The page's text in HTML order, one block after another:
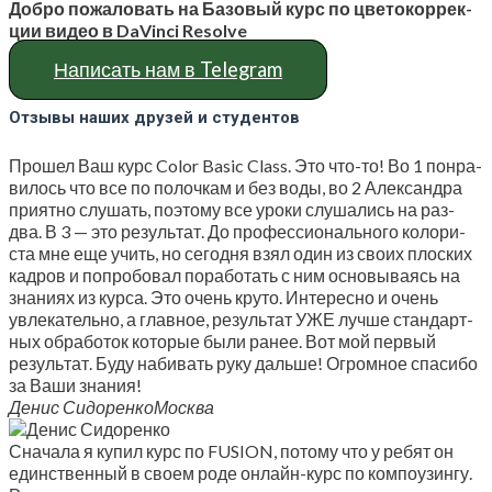
Доб­ро пожа­ло­вать на Базо­вый курс по цве­то­кор­рек­
ции видео в DaVinci Resolve
Напи­сать нам в Telegram
Отзывы наших друзей и студентов
Про­шел Ваш курс Color Basic Class. Это что-то! Во 1 понра­
ви­лось что все по полоч­кам и без воды, во 2 Алек­сандра
при­ят­но слу­шать, поэто­му все уро­ки слу­ша­лись на раз-
два. В 3 — это резуль­тат. До про­фес­си­о­наль­но­го коло­ри­
ста мне еще учить, но сего­дня взял один из сво­их плос­ких
кад­ров и попро­бо­вал пора­бо­тать с ним осно­вы­ва­ясь на
зна­ни­ях из кур­са. Это очень кру­то. Инте­рес­но и очень
увле­ка­тель­но, а глав­ное, резуль­тат УЖЕ луч­ше стан­дарт­
ных обра­бо­ток кото­рые были ранее. Вот мой пер­вый
резуль­тат. Буду наби­вать руку даль­ше! Огром­ное спа­си­бо
за Ваши знания!
Денис Сидо­рен­коМосква
Сна­ча­ла я купил курс по FUSION, пото­му что у ребят он
един­ствен­ный в сво­ем роде онлайн-курс по ком­по­узин­гу.